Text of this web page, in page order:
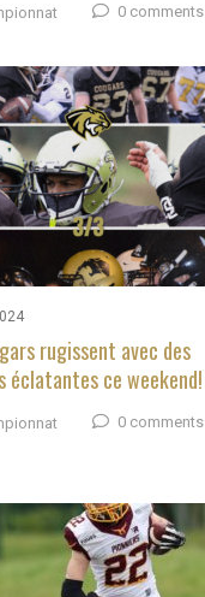
0 comments
rugissent avec des
éclatantes ce weekend!
0 comments